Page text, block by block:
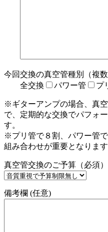
今回交換の真空管種別（複
全交換
パワー管 プ
※ギターアンプの場合、真
で、定期的な交換でパフォ
す。
※プリ管で８割、パワー管
組み合わせが重要となります
真空管交換のご予算（必須）
備考欄 (任意)